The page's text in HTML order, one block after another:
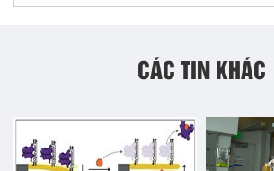
CÁC TIN KHÁC